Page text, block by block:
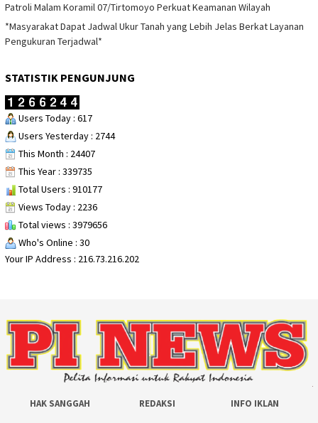
Patroli Malam Koramil 07/Tirtomoyo Perkuat Keamanan Wilayah
*Masyarakat Dapat Jadwal Ukur Tanah yang Lebih Jelas Berkat Layanan
Pengukuran Terjadwal*
STATISTIK PENGUNJUNG
Users Today : 617
Users Yesterday : 2744
This Month : 24407
This Year : 339735
Total Users : 910177
Views Today : 2236
Total views : 3979656
Who's Online : 30
Your IP Address : 216.73.216.202
HAK SANGGAH REDAKSI INFO IKLAN